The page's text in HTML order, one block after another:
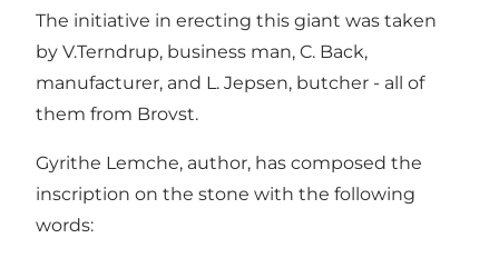
The initiative in erecting this giant was taken
by V.Terndrup, business man, C. Back,
manufacturer, and L. Jepsen, butcher - all of
them from Brovst.
Gyrithe Lemche, author, has composed the
inscription on the stone with the following
words: